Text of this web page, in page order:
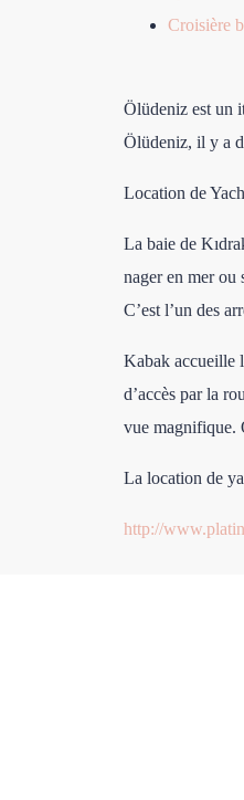
Croisière
Ölüdeniz est un
Ölüdeniz, il y a
Location de
La baie de
nager en mer ou
C’est l’un des
Kabak accueille
d’accès par la
vue magnifique.
La location de
http://